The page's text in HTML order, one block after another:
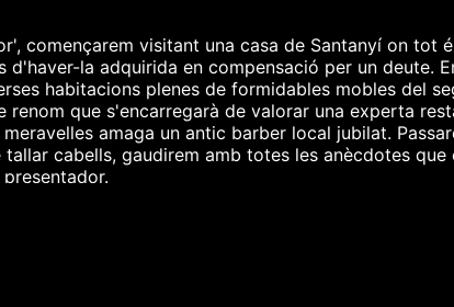
començarem visitant una casa de Santanyí on
d'haver-la adquirida en compensació per un deute.
habitacions plenes de formidables mobles del
que s'encarregarà de valorar una experta
amaga un antic barber local jubilat.
cabells, gaudirem amb totes les anècdotes